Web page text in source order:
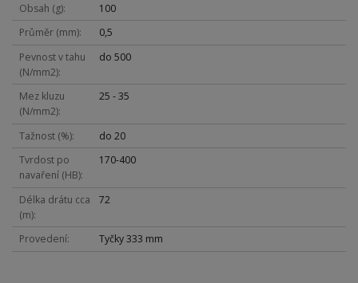
Obsah (g)
100
Průměr (mm)
0,5
Pevnost v tahu
(N/mm2)
do 500
Mez kluzu
(N/mm2)
25 - 35
Tažnost (%)
do 20
Tvrdost po
navaření (HB)
170-400
Délka drátu cca
(m)
72
Provedení Tyčky 333 mm